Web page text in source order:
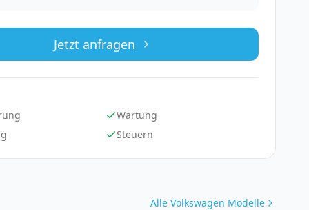
Jetzt anfragen
Wartung
Steuern
Alle Volkswagen Modelle